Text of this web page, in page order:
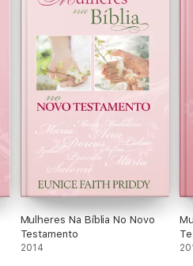
Mulheres Na Bíblia No Novo
Testamento
2014